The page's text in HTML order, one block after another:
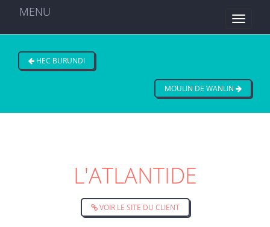
MENU
HEC BURUNDI
MOULIN DE WANLIN
L'ATLANTIDE
VOIR LE SITE DU CLIENT